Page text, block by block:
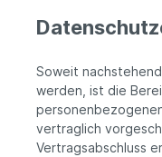
Soweit
werden, ist die
vertraglich
Vertragsabschluss